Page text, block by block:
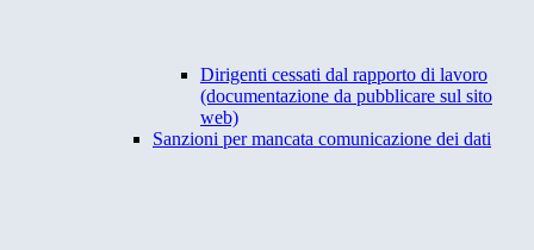
Dirigenti cessati dal rapporto di lavoro
(documentazione da pubblicare sul sito
web)
Sanzioni per mancata comunicazione dei dati